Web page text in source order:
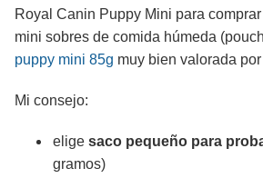
Royal Canin Puppy Mini para
mini sobres de comida húmeda
puppy mini 85g muy bien valorada
Mi consejo:
elige saco pequeño para
gramos)